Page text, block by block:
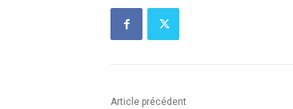
Article précédent